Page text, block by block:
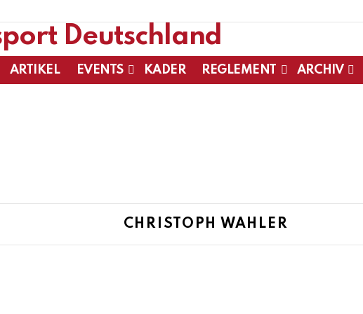
ARTIKEL EVENTS KADER REGLEMENT ARCHIV
CHRISTOPH WAHLER